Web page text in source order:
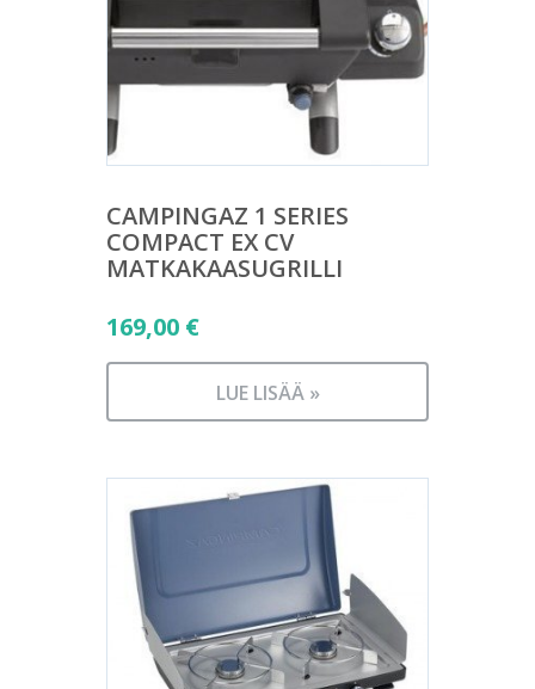
CAMPINGAZ 1 SERIES
COMPACT EX CV
MATKAKAASUGRILLI
169,00 €
LUE LISÄÄ »